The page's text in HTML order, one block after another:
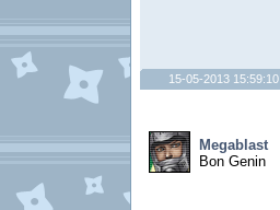
15-05-2013 15:59:10
Megablast
Bon Genin